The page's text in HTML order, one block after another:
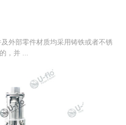
外部零件材质均采用铸铁或者不锈
，并 ...